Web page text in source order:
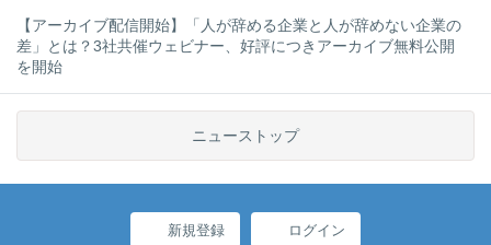
【アーカイブ配信開始】「人が辞める企業と人が辞めない企業の
差」とは？3社共催ウェビナー、好評につきアーカイブ無料公開
を開始
ニューストップ
新規登録 ログイン